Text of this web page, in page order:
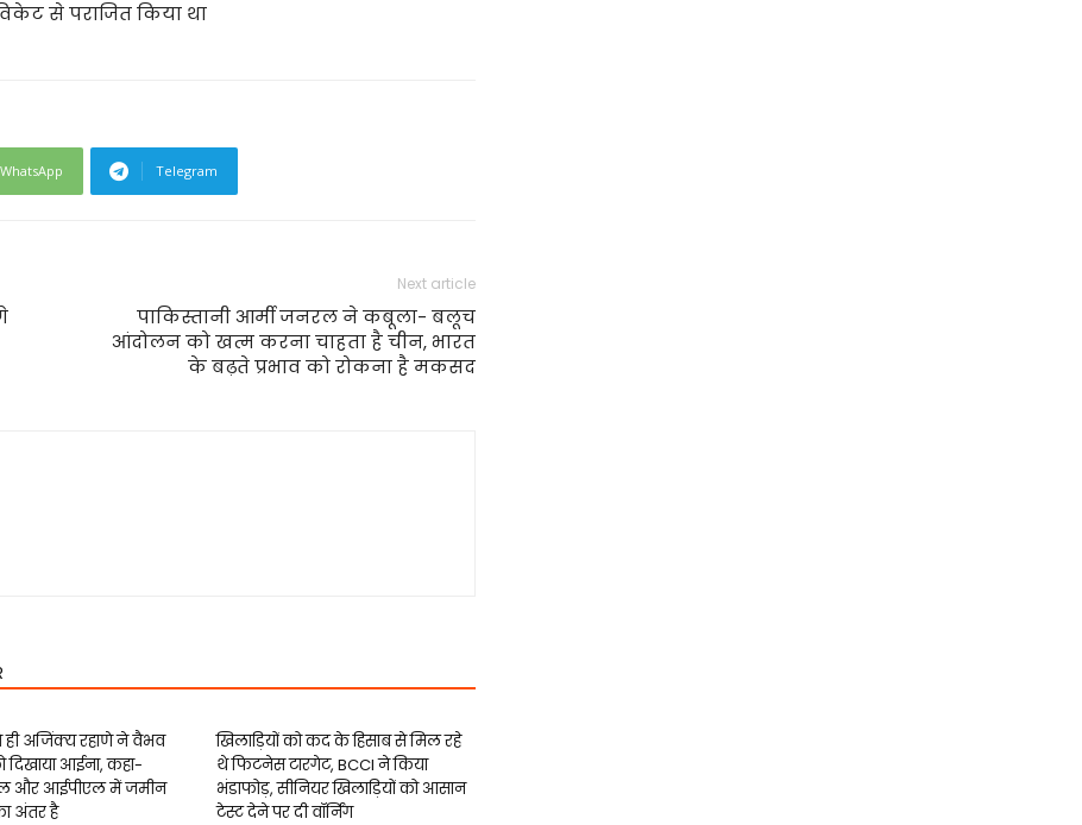
से पराजित किया था
WhatsApp Telegram
Next article
पाकिस्तानी आर्मी जनरल ने कबूला- बलूच
आंदोलन को खत्म करना चाहता है चीन, भारत
के बढ़ते प्रभाव को रोकना है मकसद
ही अजिंक्य रहाणे ने वैभव
दिखाया आईना, कहा-
और आईपीएल में जमीन
अंतर है
खिलाड़ियों को कद के हिसाब से मिल रहे
थे फिटनेस टारगेट, BCCI ने किया
भंडाफोड़, सीनियर खिलाड़ियों को आसान
टेस्ट देने पर दी वॉर्निंग